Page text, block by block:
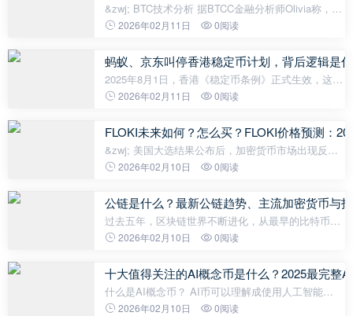
&zwj; BTC技术分析 据BTCC金融分析师Olivia称，当
前比特币价格为108,059.58 USDT，低于20日移动平
线位于7,220.10，高于信号线3,208.80
2026年02月11日 0阅读
蚂蚁、京东叫停香港稳定币计划，背后逻辑是
2025年8月1日，香港《稳定币条例》正式生效，这座
国际金融中心向Web3迈出关键一步，吸引了全球目
则重磅消息却为香港的Web3淘金热按下
2026年02月11日 0阅读
FLOKI未来如何？怎么买？FLOKI价格预测：
&zwj; 美国大选结果公布后，加密货币市场出现反
弹，导致包括FLOKI在内的所有山寨币均飙升。 分析
文中我们将探讨这种可能性。 FLOKI
2026年02月10日 0阅读
公链是什么？最新公链趋势、主流加密货币与
过去五年，区块链世界不断进化，从最早的比特币单
链系统、到以太坊开创智能合约、再到如今的多链与
Blockchain） 依然是整个加密产业的内
2026年02月10日 0阅读
十大值得关注的AI概念币是什么？2025最完整
什么是AI概念币？ AI币可以理解成使用人工智能
（AI）服务时要支付的虚拟货币。 由于大家都会预
2026年02月10日 0阅读